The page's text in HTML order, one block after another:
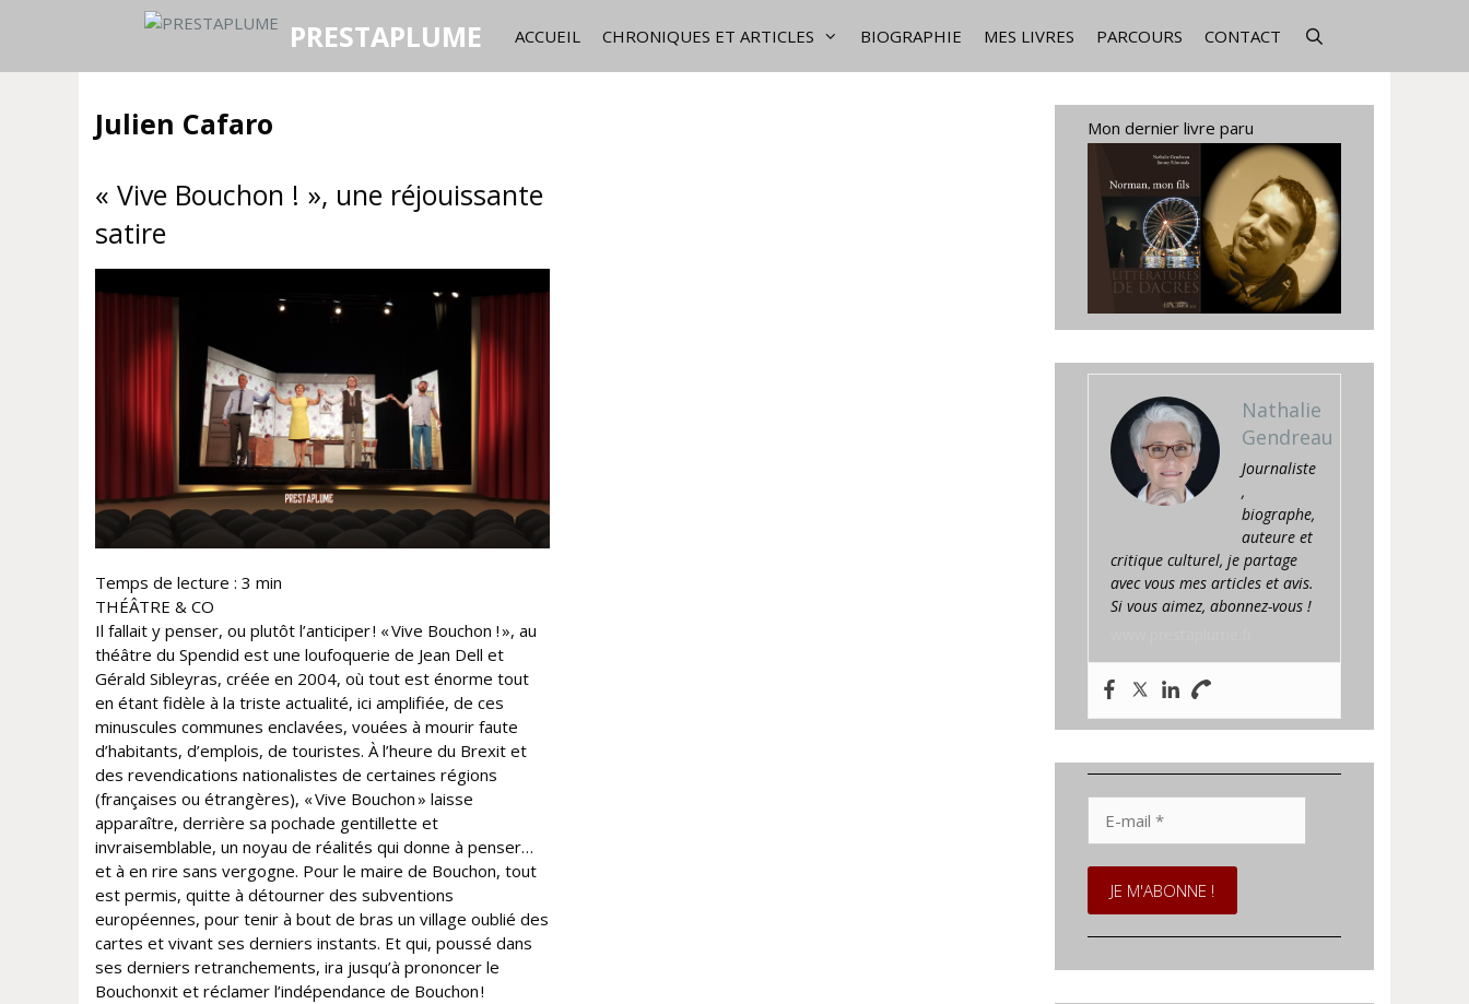
PRESTAPLUME ACCUEIL CHRONIQUES ET ARTICLES BIOGRAPHIE MES LIVRES PARCOURS CONTACT
Julien Cafaro
« Vive Bouchon ! », une réjouissante
satire
Temps de lecture : 3 min
THÉÂTRE & CO
Il fallait y penser, ou plutôt l’anticiper ! « Vive Bouchon ! », au
théâtre du Spendid est une loufoquerie de Jean Dell et
Gérald Sibleyras, créée en 2004, où tout est énorme tout
en étant fidèle à la triste actualité, ici amplifiée, de ces
minuscules communes enclavées, vouées à mourir faute
d’habitants, d’emplois, de touristes. À l’heure du Brexit et
des revendications nationalistes de certaines régions
(françaises ou étrangères), « Vive Bouchon » laisse
apparaître, derrière sa pochade gentillette et
invraisemblable, un noyau de réalités qui donne à penser…
et à en rire sans vergogne. Pour le maire de Bouchon, tout
est permis, quitte à détourner des subventions
européennes, pour tenir à bout de bras un village oublié des
cartes et vivant ses derniers instants. Et qui, poussé dans
ses derniers retranchements, ira jusqu’à prononcer le
Bouchonxit et réclamer l’indépendance de Bouchon !
Mon dernier livre paru
Nathalie
Gendreau
Journaliste
,
biographe,
auteure et
critique culturel, je partage
avec vous mes articles et avis.
Si vous aimez, abonnez-vous !
mail
*